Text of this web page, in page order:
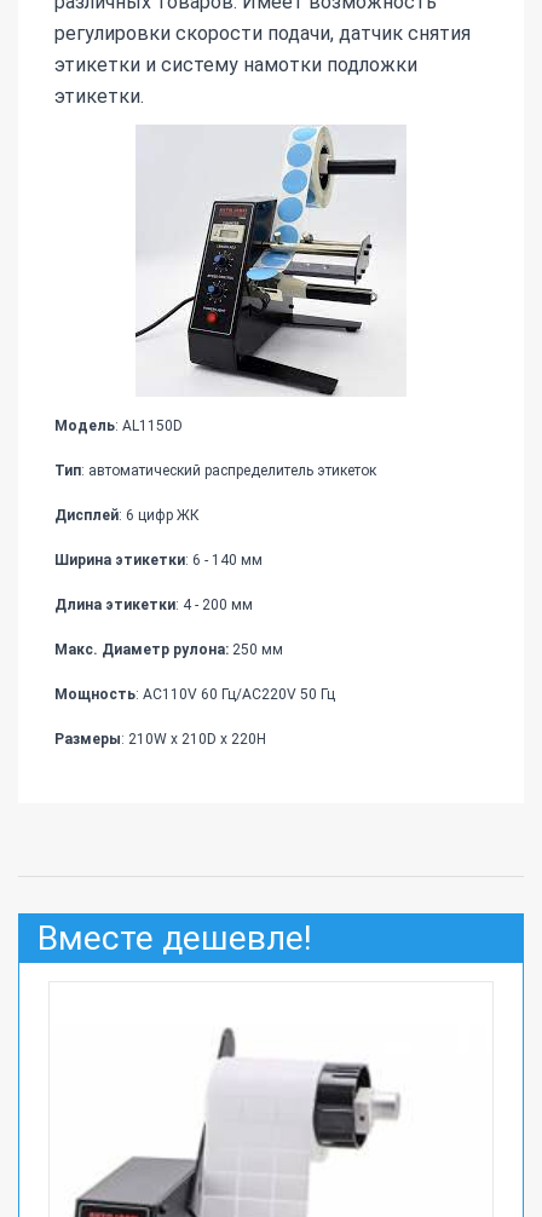
регулировки скорости подачи, датчик снятия
этикетки и систему намотки подложки
этикетки.
Модель: AL1150D
Тип: автоматический распределитель этикеток
Дисплей: 6 цифр ЖК
Ширина этикетки: 6 - 140 мм
Длина этикетки: 4 - 200 мм
Макс. Диаметр рулона: 250 мм
Мощность: AC110V 60 Гц/AC220V 50 Гц
Размеры: 210W x 210D x 220H
Вместе дешевле!